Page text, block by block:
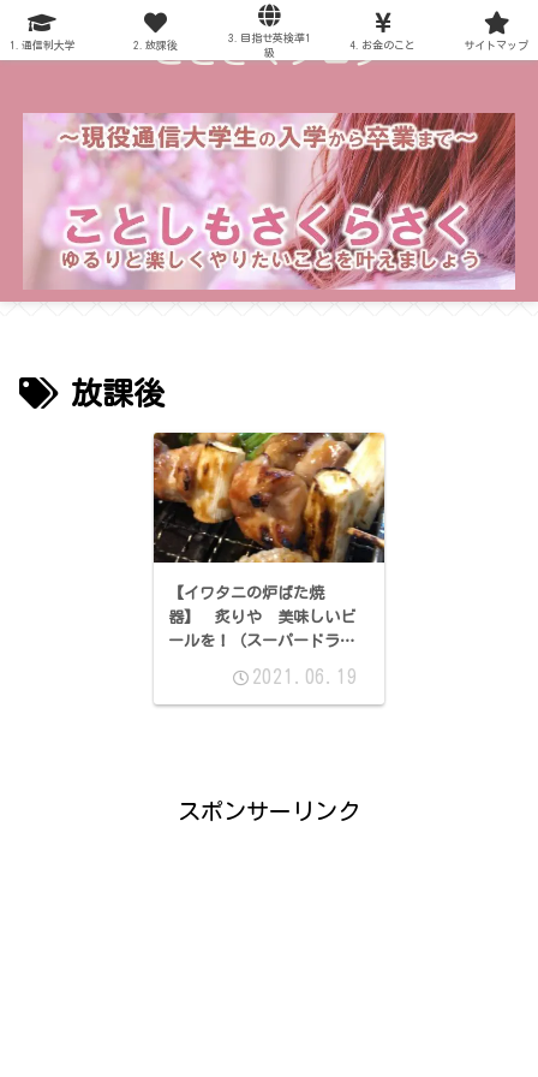
～ことさくブログ～
放課後
【イワタニの炉ばた焼
器】 炙りや 美味しいビ
ールを！（スーパードライ
生ジョッキ缶）
2021.06.19
スポンサーリンク
1.通信制大学 2.放課後
3.目指せ英検準1
級
4.お金のこと サイトマップ